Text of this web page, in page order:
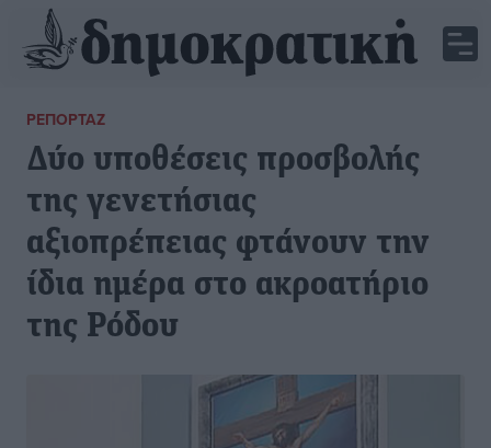
ΡΕΠΟΡΤΆΖ
Δύο υποθέσεις προσβολής
της γενετήσιας
αξιοπρέπειας φτάνουν την
ίδια ημέρα στο ακροατήριο
της Ρόδου